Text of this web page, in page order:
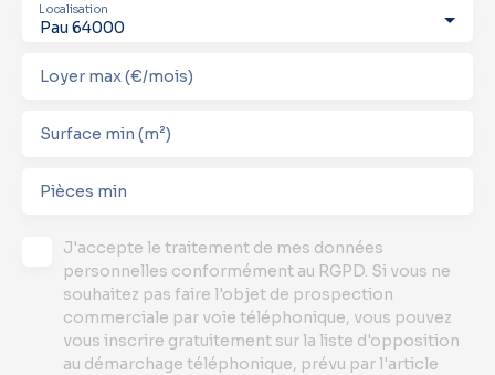
Pau 64000
Localisation
Loyer max (€/mois)
Surface min (m²)
Pièces min
J'accepte le traitement de mes données
personnelles conformément au RGPD. Si vous ne
souhaitez pas faire l'objet de prospection
commerciale par voie téléphonique, vous pouvez
vous inscrire gratuitement sur la liste d'opposition
au démarchage téléphonique, prévu par l'article